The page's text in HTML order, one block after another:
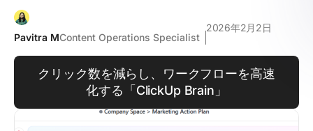
Pavitra MContent Operations Specialist
2026年2月2日
クリック数を減らし、ワークフローを高速
化する「ClickUp Brain」